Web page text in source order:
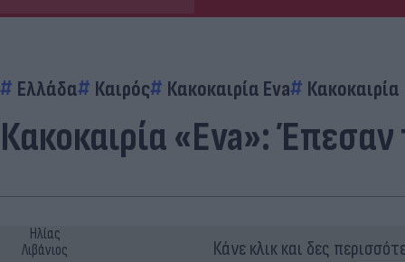
Ελλάδα Καιρός Κακοκαιρία Eva Κακοκαιρία
Κακοκαιρία «Eva»:
Ηλίας
Λιβάνιος
Κάνε κλικ και δες